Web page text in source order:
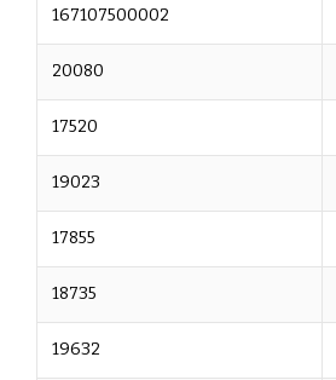
167107500002
20080
17520
19023
17855
18735
19632